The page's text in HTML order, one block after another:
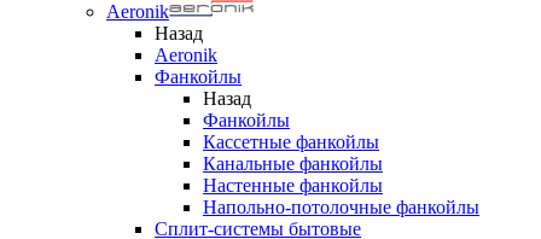
Aeronik
Назад
Aeronik
Фанкойлы
Назад
Фанкойлы
Кассетные фанкойлы
Канальные фанкойлы
Настенные фанкойлы
Напольно-потолочные фанкойлы
Сплит-системы бытовые